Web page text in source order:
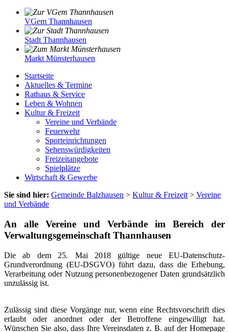
VGem Thannhausen
Stadt Thannhausen
Markt Münsterhausen
Startseite
Aktuelles & Termine
Rathaus & Service
Leben & Wohnen
Kultur & Freizeit
Vereine und Verbände
Feuerwehr
Sporteinrichtungen
Sehenswürdigkeiten
Freizeitangebote
Spielplätze
Wirtschaft & Gewerbe
Sie sind hier: Gemeinde Balzhausen > Kultur & Freizeit > Vereine
und Verbände
An alle Vereine und Verbände im Bereich der
Verwaltungsgemeinschaft Thannhausen
Die ab dem 25. Mai 2018 gültige neue EU-Datenschutz-
Grundverordnung (EU-DSGVO) führt dazu, dass die Erhebung,
Verarbeitung oder Nutzung personenbezogener Daten grundsätzlich
unzulässig ist.
Zulässig sind diese Vorgänge nur, wenn eine Rechtsvorschrift dies
erlaubt oder anordnet oder der Betroffene eingewilligt hat.
Wünschen Sie also, dass Ihre Vereinsdaten z. B. auf der Homepage